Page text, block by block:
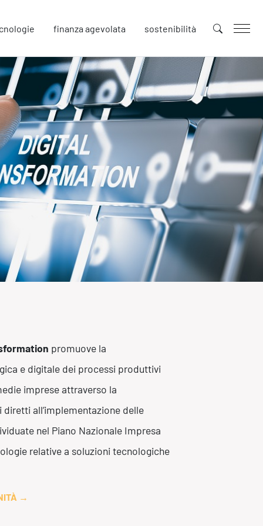
finanza agevolata sostenibilità
Design
Impacts
sul Lavoro
Ambientale
Alimentare
promuove la
e digitale dei processi produttivi
imprese attraverso la
all’implementazione delle
nel Piano Nazionale Impresa
relative a soluzioni tecnologiche
→